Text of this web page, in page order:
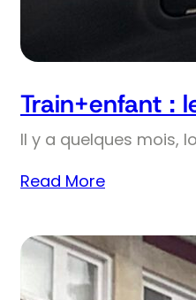
Train+enfant :
Il y a quelques mois,
Read More